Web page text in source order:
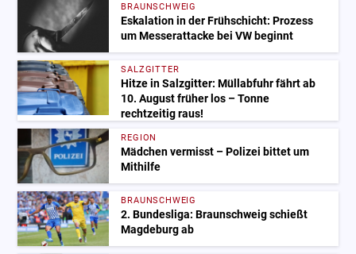
BRAUNSCHWEIG
Eskalation in der Frühschicht: Prozess
um Messerattacke bei VW beginnt
SALZGITTER
Hitze in Salzgitter: Müllabfuhr fährt ab
10. August früher los – Tonne
rechtzeitig raus!
REGION
Mädchen vermisst – Polizei bittet um
Mithilfe
BRAUNSCHWEIG
2. Bundesliga: Braunschweig schießt
Magdeburg ab